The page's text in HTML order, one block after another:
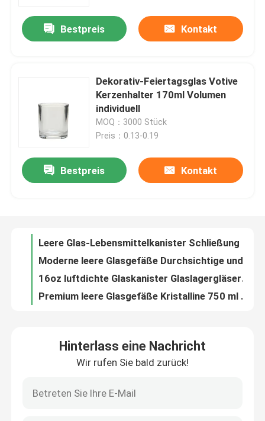
Produkte
Kontakt mit uns
Bitte um ein Angebot
Leere Glasgefäße
Bestpreis Kontakt
Dekorativ-Feiertagsglas Votive
Kerzenhalter 170ml Volumen
individuell
MOQ：3000 Stück
Preis：0.13-0.19
Bestpreis Kontakt
Leere Glas-Lebensmittelkanister Schließung Luftsperre klare Glaskanister
Vielseitige leere Glasgefäße 1550ml Große Glaslagergläser mit Clip-Deckel
Bohnen 450 ml klare leere Glasgefäße mit schwarzen Clip-Deckeln Silikonverschlüsse
Hinterlass eine Nachricht
Wir rufen Sie bald zurück!